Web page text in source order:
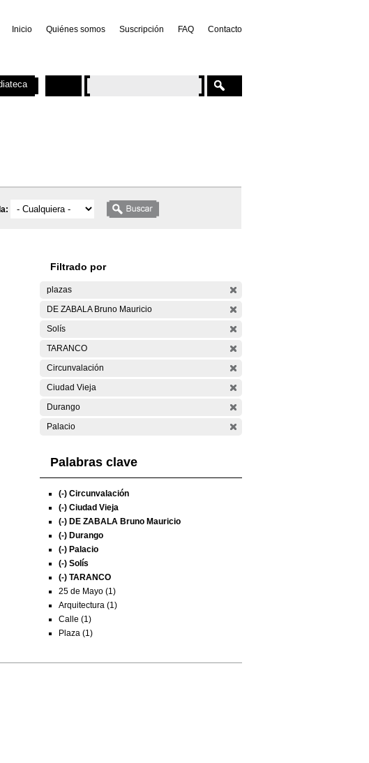
Inicio Quiénes somos Suscripción FAQ Contacto
Filtrado por
plazas
DE ZABALA Bruno Mauricio
Solís
TARANCO
Circunvalación
Ciudad Vieja
Durango
Palacio
Palabras clave
(-) Circunvalación
(-) Ciudad Vieja
(-) DE ZABALA Bruno Mauricio
(-) Durango
(-) Palacio
(-) Solís
(-) TARANCO
25 de Mayo (1)
Arquitectura (1)
Calle (1)
Plaza (1)